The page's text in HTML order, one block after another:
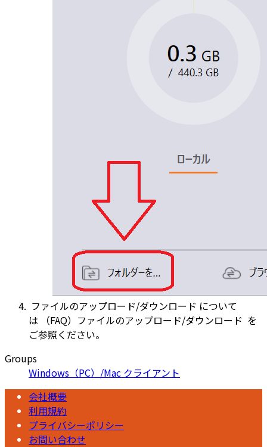
ファイルのアップロード/ダウンロード について
は
（FAQ）ファイルのアップロード/ダウンロード を
ご参照ください。
Groups
Windows（PC）/Mac クライアント
会社概要
利用規約
プライバシーポリシー
お問い合わせ